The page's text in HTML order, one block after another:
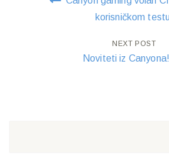
navigationkorisničkom
NEXT POST
Noviteti iz Canyona!